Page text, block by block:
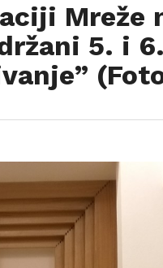
Mreže
5. i